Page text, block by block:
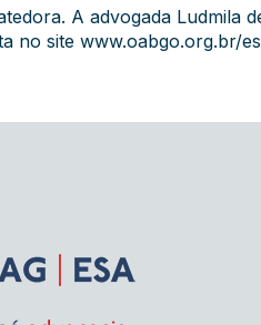
A advogada Ludmila
no site www.oabgo.org.br/